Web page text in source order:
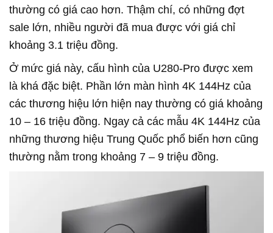
thường có giá cao hơn. Thậm chí, có những đợt
sale lớn, nhiều người đã mua được với giá chỉ
khoảng 3.1 triệu đồng.
Ở mức giá này, cấu hình của U280-Pro được xem
là khá đặc biệt. Phần lớn màn hình 4K 144Hz của
các thương hiệu lớn hiện nay thường có giá khoảng
10 – 16 triệu đồng. Ngay cả các mẫu 4K 144Hz của
những thương hiệu Trung Quốc phổ biến hơn cũng
thường nằm trong khoảng 7 – 9 triệu đồng.